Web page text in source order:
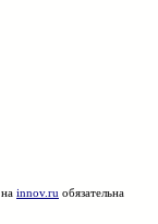
innov.ru обязательна